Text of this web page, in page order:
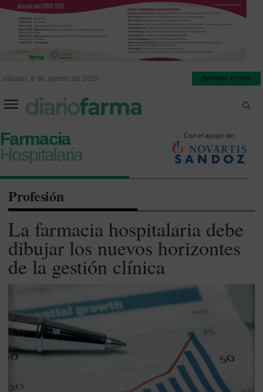
sábado, 8 de agosto de 2026 NEWSLETTER
Farmacia
Hospitalaria
Con el apoyo de:
Profesión
La farmacia hospitalaria debe
dibujar los nuevos horizontes
de la gestión clínica